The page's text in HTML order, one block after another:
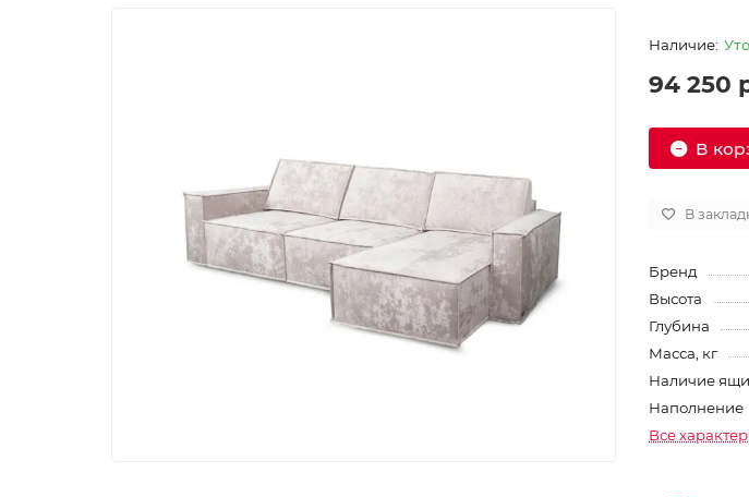
94 250
В
В
Бренд
Высота
Глубина
Масса, кг
Наличие
Наполнение
Все